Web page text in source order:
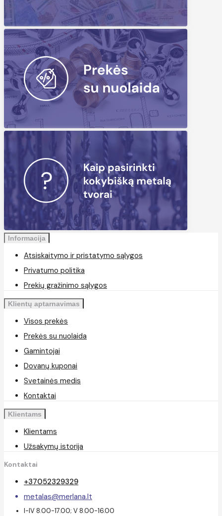
Informacija
Atsiskaitymo ir pristatymo sąlygos
Privatumo politika
Prekių gražinimo sąlygos
Klientų aptarnavimas
Visos prekės
Prekės su nuolaida
Gamintojai
Dovanų kuponai
Svetainės medis
Kontaktai
Klientams
Klientams
Užsakymų istorija
Kontaktai
+37052329329
metalas@merlana.lt
I-IV 8.00-17.00; V 8.00-16.00